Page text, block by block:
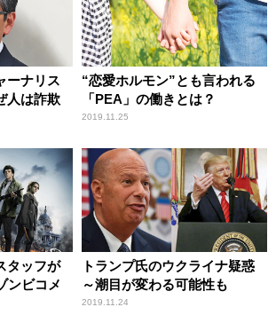
ーナリス
人は詐欺
“恋愛ホルモン”とも言われる
「PEA」の働きとは？
2019.11.25
タッフが
ンビコメ
トランプ氏のウクライナ疑惑
～潮目が変わる可能性も
2019.11.24